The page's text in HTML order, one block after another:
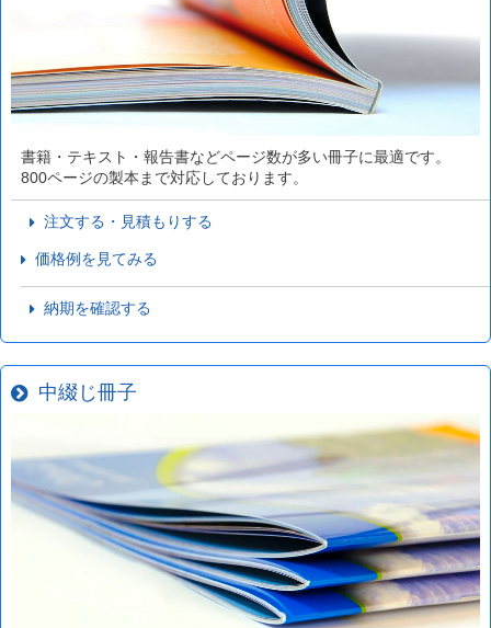
書籍・テキスト・報告書などページ数が多い冊子に最適です。
800ページの製本まで対応しております。
注文する・見積もりする
価格例を見てみる
納期を確認する
中綴じ冊子